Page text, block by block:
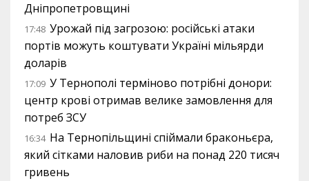
Дніпропетровщині
17:48 Урожай під загрозою: російські атаки
портів можуть коштувати Україні мільярди
доларів
17:09 У Тернополі терміново потрібні донори:
центр крові отримав велике замовлення для
потреб ЗСУ
16:34 На Тернопільщині спіймали браконьєра,
який сітками наловив риби на понад 220 тисяч
гривень